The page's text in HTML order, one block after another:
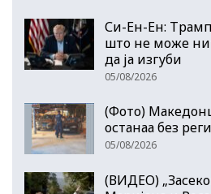
Си-Ен-Ен: Трамп
што не може
да ја изгуби
05/08/2026
(Фото)
останаа без
05/08/2026
(ВИДЕО)